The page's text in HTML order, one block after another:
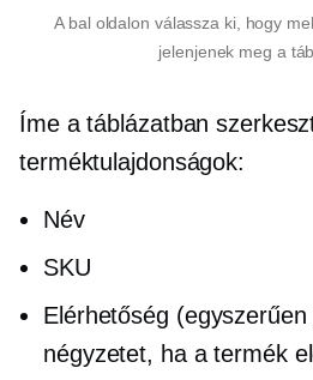
A bal oldalon válassza ki, hogy
jelenjenek meg a
Íme a táblázatban
terméktulajdonságok:
Név
SKU
Elérhetőség (egyszerűen
négyzetet, ha a termék